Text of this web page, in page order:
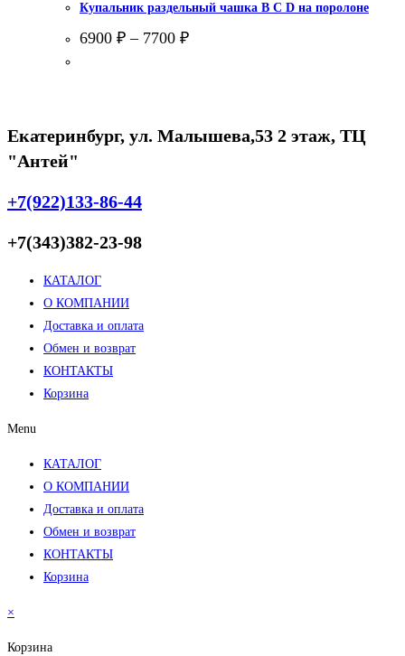
Купальник раздельный чашка В С D на поролоне
6900 ₽ – 7700 ₽
Екатеринбург, ул. Малышева,53 2 этаж, ТЦ
"Антей"
+7(922)133-86-44
+7(343)382-23-98
КАТАЛОГ
О КОМПАНИИ
Доставка и оплата
Обмен и возврат
КОНТАКТЫ
Корзина
Menu
КАТАЛОГ
О КОМПАНИИ
Доставка и оплата
Обмен и возврат
КОНТАКТЫ
Корзина
×
Корзина